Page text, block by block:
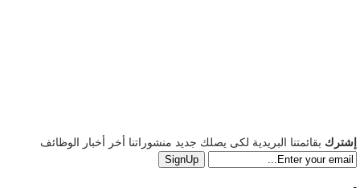
إشترك بقائمتنا البريدية لكى يصلك جديد منشوراتنا أخر أخبار الوظائف